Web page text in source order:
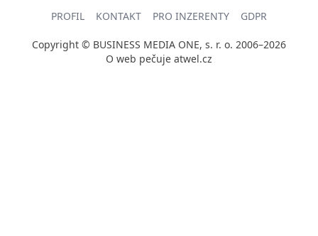
PROFIL KONTAKT PRO INZERENTY GDPR
Copyright © BUSINESS MEDIA ONE, s. r. o. 2006–2026